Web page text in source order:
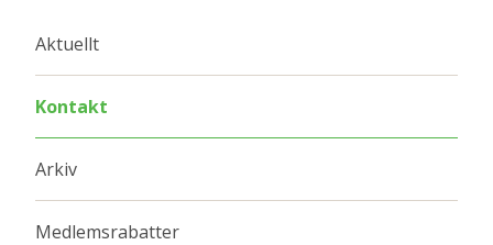
Aktuellt
Kontakt
Arkiv
Medlemsrabatter